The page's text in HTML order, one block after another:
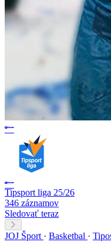
Tipsport liga 25/26
346 záznamov
Sledovať teraz
JOJ Šport · Basketbal ·